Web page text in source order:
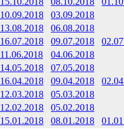
10.09.2018
03.09.2018
13.08.2018
06.08.2018
16.07.2018 09.07.2018
11.06.2018
04.06.2018
14.05.2018
07.05.2018
16.04.2018 09.04.2018
12.03.2018
05.03.2018
12.02.2018
05.02.2018
15.01.2018 08.01.2018